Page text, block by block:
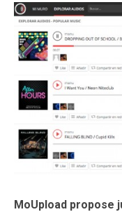
MoUpload propose